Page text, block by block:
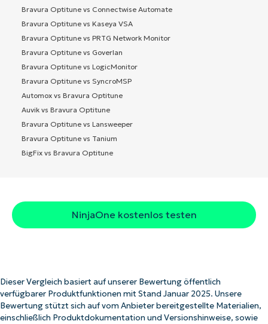
Bravura Optitune vs Connectwise Automate
Bravura Optitune vs Kaseya VSA
Bravura Optitune vs PRTG Network Monitor
Bravura Optitune vs Goverlan
Bravura Optitune vs LogicMonitor
Bravura Optitune vs SyncroMSP
Automox vs Bravura Optitune
Auvik vs Bravura Optitune
Bravura Optitune vs Lansweeper
Bravura Optitune vs Tanium
BigFix vs Bravura Optitune
NinjaOne kostenlos testen
Dieser Vergleich basiert auf unserer Bewertung öffentlich
verfügbarer Produktfunktionen mit Stand Januar 2025. Unsere
Bewertung stützt sich auf vom Anbieter bereitgestellte Materialien,
einschließlich Produktdokumentation und Versionshinweise, sowie